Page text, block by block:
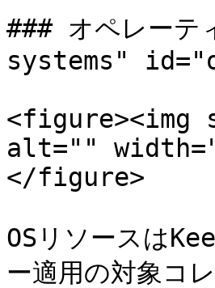
### オペレー
systems"
<figure><img
alt=""
</figure>
OSリソースは
ー適用の対象コ